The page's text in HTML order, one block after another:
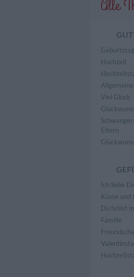
Alle
Geburtstag
Hochzeit
Viel Glück
Eltern
Ich liebe
Küsse und
Du fehlst
Familie